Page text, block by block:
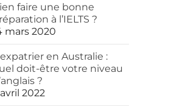
faire une bonne
à l’IELTS ?
mars 2020
en Australie :
doit-être votre niveau
?
2022